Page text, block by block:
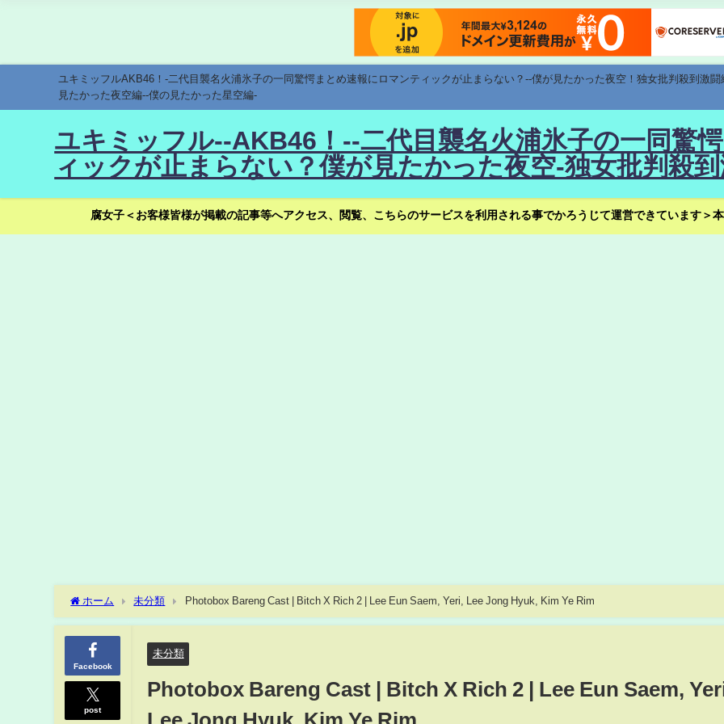
ユキミッフルAKB46！-二代目襲名火浦氷子の一同驚愕まとめ速報にロマンティックが止まらない？--僕が見たかった夜空！独女批判殺到激
見たかった夜空編--僕の見たかった星空編-
ユキミッフル--AKB46！--二代目襲名火浦氷子の一同驚
ィックが止まらない？僕が見たかった夜空-独女批判殺
腐女子＜お客様皆様が掲載の記事等へアクセス、閲覧、こちらのサービスを利用される事でかろうじて運営できています＞
ホーム 未分類 Photobox Bareng Cast | Bitch X Rich 2 | Lee Eun Saem, Yeri, Lee Jong Hyuk, Kim Ye Rim
Facebook
post
未分類
Photobox Bareng Cast | Bitch X Rich 2 | Lee Eun Saem,